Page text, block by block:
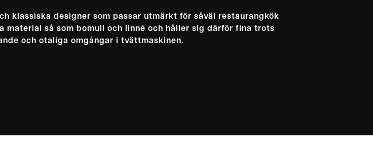
klassiska designer som passar utmärkt för såväl restaurangkök
material så som bomull och linné och håller sig därför fina trots
och otaliga omgångar i tvättmaskinen.